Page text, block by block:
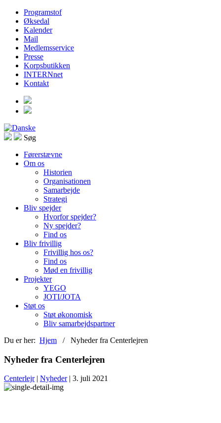
Programstof
Øksedal
Kalender
Mail
Medlemsservice
Presse
Korpsbutikken
INTERNnet
Kontakt
Søg
Førerstævne
Om os
Historien
Organisationen
Samarbejde
Strategi
Bliv spejder
Hvorfor spejder?
Ny spejder?
Find os
Bliv frivillig
Frivillig hos os?
Find os
Mød en frivillig
Projekter
YEGO
JOTI/JOTA
Støt os
Støt økonomisk
Bliv samarbejdspartner
Du er her: Hjem / Nyheder fra Centerlejren
Nyheder fra Centerlejren
Centerlejr| Nyheder| 3. juli 2021